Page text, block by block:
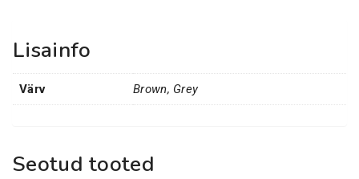
Lisainfo
Värv Brown, Grey
Seotud tooted